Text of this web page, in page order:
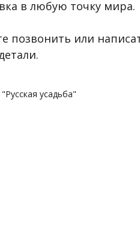
в любую точку мира.
позвонить или
усадьба"